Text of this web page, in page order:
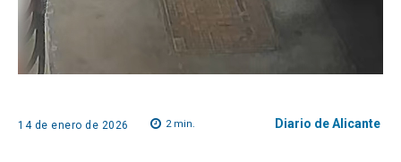
14 de enero de 2026 2min. Diario de Alicante